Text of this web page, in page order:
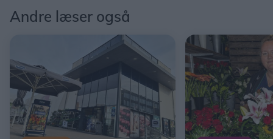
Andre læser også